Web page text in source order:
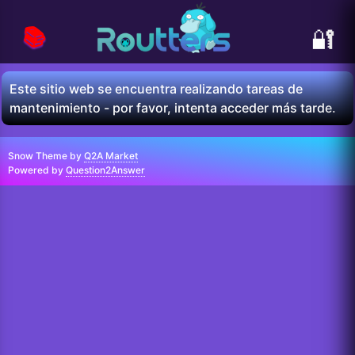
🔐
📚
Este sitio web se encuentra realizando tareas de
mantenimiento - por favor, intenta acceder más tarde.
Snow Theme by Q2A Market
Powered by Question2Answer